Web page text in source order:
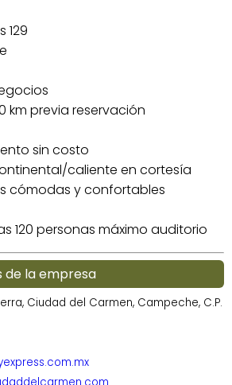
129
km previa reservación
sin costo
caliente en cortesía
cómodas y confortables
120 personas máximo auditorio
de la empresa
Ciudad del Carmen, Campeche, C.P.